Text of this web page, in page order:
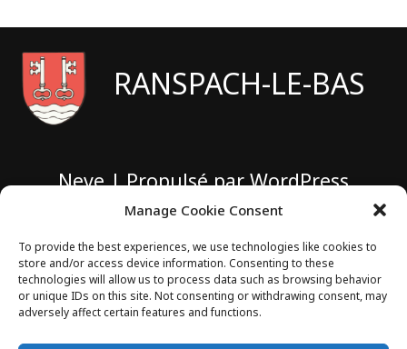
Manage Cookie Consent
To provide the best experiences, we use technologies like cookies to
store and/or access device information. Consenting to these
technologies will allow us to process data such as browsing behavior
or unique IDs on this site. Not consenting or withdrawing consent, may
adversely affect certain features and functions.
RANSPACH-LE-BAS
Neve| Propulsé parWordPress
1 rue de Sarbazan
68730 RANSPACH-LE-BAS